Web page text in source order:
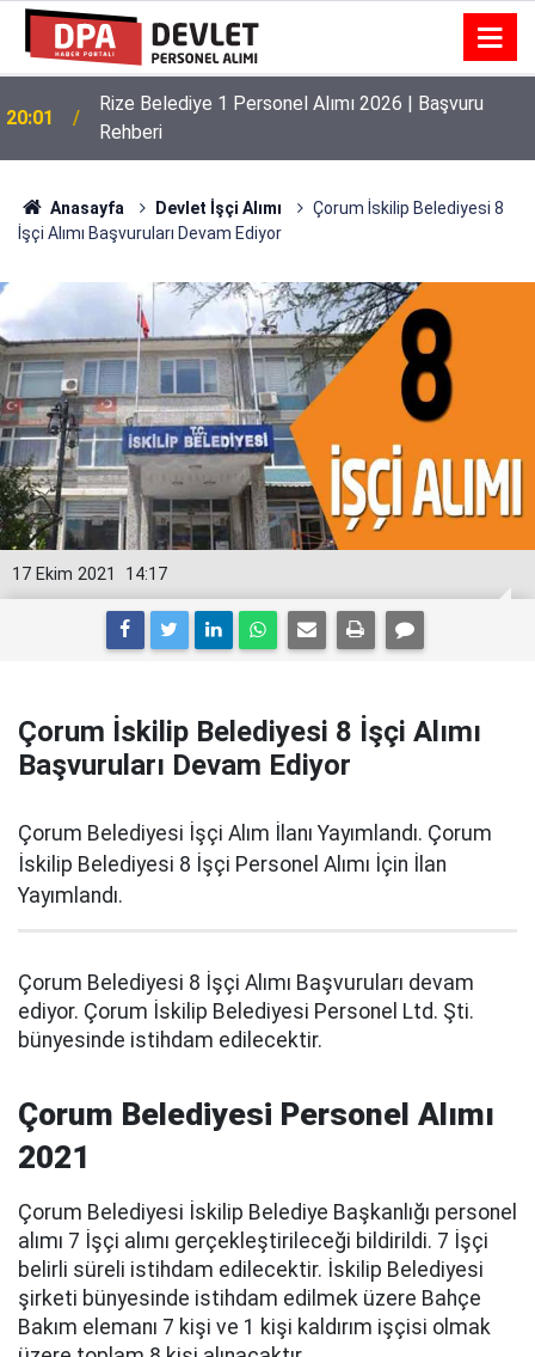
19:57
Ondokuz Mayıs Üniversitesi Personel Alım İlanı
2026 | Şartlar
Anasayfa Devlet İşçi Alımı
Çorum İskilip Belediyesi 8
İşçi Alımı Başvuruları Devam Ediyor
14:17
17 Ekim 2021
Çorum İskilip Belediyesi 8 İşçi Alımı
Başvuruları Devam Ediyor
Çorum Belediyesi İşçi Alım İlanı Yayımlandı. Çorum
İskilip Belediyesi 8 İşçi Personel Alımı İçin İlan
Yayımlandı.
Çorum Belediyesi 8 İşçi Alımı Başvuruları devam
ediyor. Çorum İskilip Belediyesi Personel Ltd. Şti.
bünyesinde istihdam edilecektir.
Çorum Belediyesi Personel Alımı
2021
Çorum Belediyesi İskilip Belediye Başkanlığı personel
alımı 7 İşçi alımı gerçekleştirileceği bildirildi. 7 İşçi
belirli süreli istihdam edilecektir. İskilip Belediyesi
şirketi bünyesinde istihdam edilmek üzere Bahçe
Bakım elemanı 7 kişi ve 1 kişi kaldırım işçisi olmak